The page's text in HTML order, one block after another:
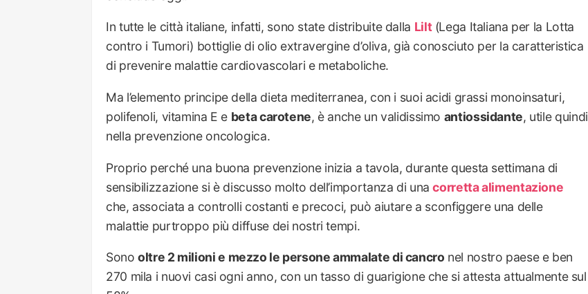
In tutte le città italiane, infatti, sono state distribuite dalla Lilt(Lega Italiana per la Lotta
contro i Tumori) bottiglie di olio extravergine d’oliva, già conosciuto per la caratteristica
di prevenire malattie cardiovascolari e metaboliche.
Ma l’elemento principe della dieta mediterranea, con i suoi acidi grassi monoinsaturi,
polifenoli, vitamina E e beta carotene, è anche un validissimo antiossidante, utile quindi
nella prevenzione oncologica.
Proprio perché una buona prevenzione inizia a tavola, durante questa settimana di
sensibilizzazione si è discusso molto dell’importanza di unacorretta alimentazione
che, associata a controlli costanti e precoci, può aiutare a sconfiggere una delle
malattie purtroppo più diffuse dei nostri tempi.
Sonooltre 2 milioni e mezzo le persone ammalate di cancro nel nostro paese e ben
270 mila i nuovi casi ogni anno, con un tasso di guarigione che si attesta attualmente sul